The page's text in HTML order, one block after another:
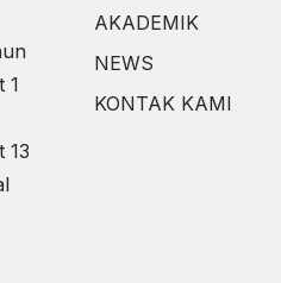
1
13
AKADEMIK
NEWS
KONTAK KAMI